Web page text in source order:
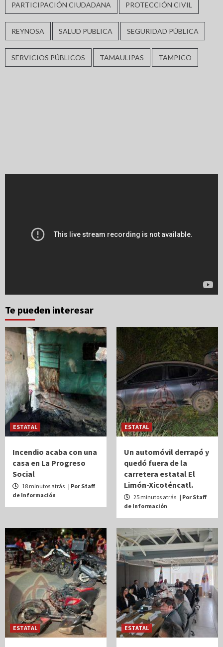
PARTICIPACIÓN CIUDADANA PROTECCIÓN CIVIL
REYNOSA SALUD PUBLICA SEGURIDAD PÚBLICA
SERVICIOS PÚBLICOS TAMAULIPAS TAMPICO
Te pueden interesar
ESTATAL
Incendio acaba con una
casa en La Progreso
Social
18 minutos atrás | Por Staff
de Información
ESTATAL
Un automóvil derrapó y
quedó fuera de la
carretera estatal El
Limón-Xicoténcatl.
25 minutos atrás | Por Staff
de Información
ESTATAL ESTATAL